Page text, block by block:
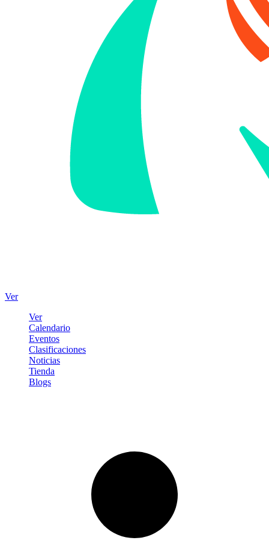
Ver
Ver
Calendario
Eventos
Clasificaciones
Noticias
Tienda
Blogs